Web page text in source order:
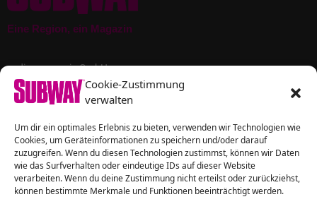
Cookie-Zustimmung
verwalten
Um dir ein optimales Erlebnis zu bieten, verwenden wir Technologien wie
Cookies, um Geräteinformationen zu speichern und/oder darauf
zuzugreifen. Wenn du diesen Technologien zustimmst, können wir Daten
wie das Surfverhalten oder eindeutige IDs auf dieser Website
verarbeiten. Wenn du deine Zustimmung nicht erteilst oder zurückziehst,
können bestimmte Merkmale und Funktionen beeinträchtigt werden.
Eine Region, ein Magazin
oeding magazin GmbH
Erzberg 45 | 38126 Braunschweig
Redaktionelle Anfragen bitte an
subway@oeding.de
Wir sind erreichbar unter
0531 – 480 15 – 146 oder - 137